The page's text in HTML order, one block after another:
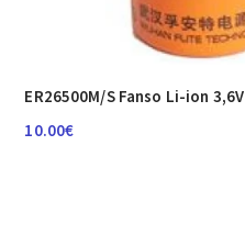
ER26500M/S Fanso Li-ion 3,6V
10.00€